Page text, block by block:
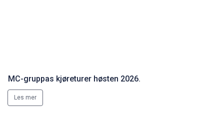
MC-gruppas kjøreturer høsten 2026.
Les mer